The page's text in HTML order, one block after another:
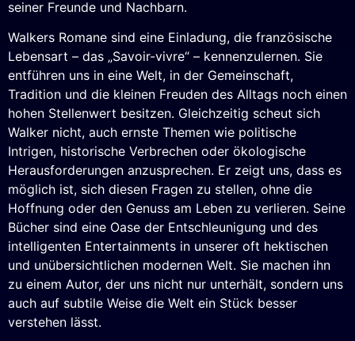
seiner Freunde und Nachbarn.
Walkers Romane sind eine Einladung, die französische
Lebensart – das „Savoir-vivre“ – kennenzulernen. Sie
entführen uns in eine Welt, in der Gemeinschaft,
Tradition und die kleinen Freuden des Alltags noch einen
hohen Stellenwert besitzen. Gleichzeitig scheut sich
Walker nicht, auch ernste Themen wie politische
Intrigen, historische Verbrechen oder ökologische
Herausforderungen anzusprechen. Er zeigt uns, dass es
möglich ist, sich diesen Fragen zu stellen, ohne die
Hoffnung oder den Genuss am Leben zu verlieren. Seine
Bücher sind eine Oase der Entschleunigung und des
intelligenten Entertainments in unserer oft hektischen
und unübersichtlichen modernen Welt. Sie machen ihn
zu einem Autor, der uns nicht nur unterhält, sondern uns
auch auf subtile Weise die Welt ein Stück besser
verstehen lässt.